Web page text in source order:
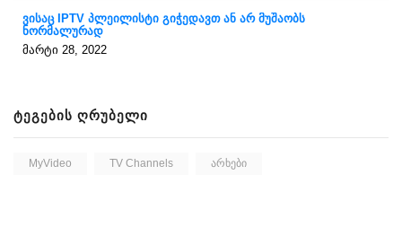
ვისაც IPTV პლეილისტი გიჭედავთ ან არ მუშაობს
ნორმალურად
მარტი 28, 2022
ᲢᲔᲒᲔᲑᲘᲡ ᲦᲠᲣᲑᲔᲚᲘ
MyVideo TV Channels Არხები